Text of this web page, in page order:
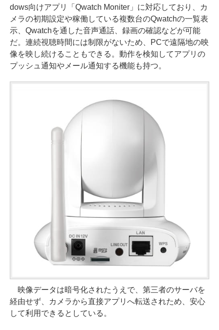
dows向けアプリ「Qwatch Moniter」に対応しており、カ
メラの初期設定や稼働している複数台のQwatchの一覧表
示、Qwatchを通した音声通話、録画の確認などが可能
だ。連続視聴時間には制限がないため、PCで遠隔地の映
像を映し続けることもできる。動作を検知してアプリの
プッシュ通知やメール通知する機能も持つ。
映像データは暗号化されたうえで、第三者のサーバを
経由せず、カメラから直接アプリへ転送されため、安心
して利用できるとしている。